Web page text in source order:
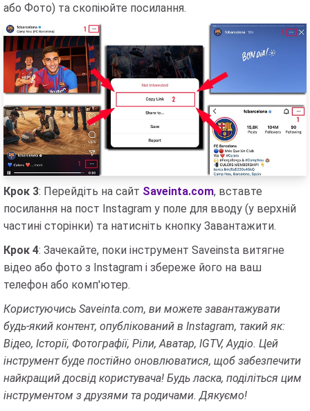
або Фото) та скопіюйте посилання.
Крок 3: Перейдіть на сайт Saveinta.com, вставте
посилання на пост Instagram у поле для вводу (у верхній
частині сторінки) та натисніть кнопку Завантажити.
Крок 4: Зачекайте, поки інструмент Saveinsta витягне
відео або фото з Instagram і збереже його на ваш
телефон або комп'ютер.
Користуючись Saveinta.com, ви можете завантажувати
будь-який контент, опублікований в Instagram, такий як:
Відео, Історії, Фотографії, Ріли, Аватар, IGTV, Аудіо. Цей
інструмент буде постійно оновлюватися, щоб забезпечити
найкращий досвід користувача! Будь ласка, поділіться цим
інструментом з друзями та родичами. Дякуємо!